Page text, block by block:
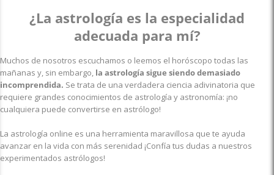
¿La astrología es la especialidad
adecuada para mí?
Muchos de nosotros escuchamos o leemos el horóscopo todas las
mañanas y, sin embargo, la astrología sigue siendo demasiado
incomprendida. Se trata de una verdadera ciencia adivinatoria que
requiere grandes conocimientos de astrología y astronomía: ¡no
cualquiera puede convertirse en astrólogo!
La astrología online es una herramienta maravillosa que te ayuda
avanzar en la vida con más serenidad ¡Confía tus dudas a nuestros
experimentados astrólogos!